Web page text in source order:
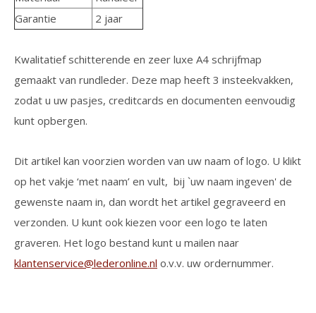
Garantie
2 jaar
Kwalitatief schitterende en zeer luxe A4 schrijfmap
gemaakt van rundleder. Deze map heeft 3 insteekvakken,
zodat u uw pasjes, creditcards en documenten eenvoudig
kunt opbergen.
Dit artikel kan voorzien worden van uw naam of logo. U klikt
op het vakje ‘met naam’ en vult, bij `uw naam ingeven' de
gewenste naam in, dan wordt het artikel gegraveerd en
verzonden. U kunt ook kiezen voor een logo te laten
graveren. Het logo bestand kunt u mailen naar
klantenservice@lederonline.nl o.v.v. uw ordernummer.